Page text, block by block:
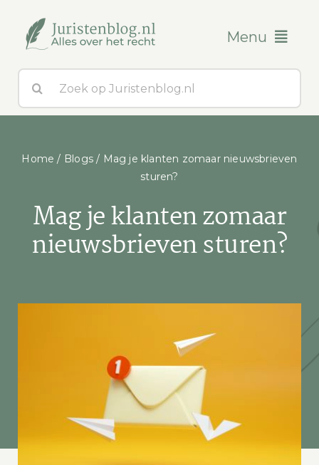
inhoud
Menu
Blogs
naar:
Home / Blogs/ Mag je klanten zomaar nieuwsbrieven
sturen?
Mag je klanten zomaar
nieuwsbrieven sturen?